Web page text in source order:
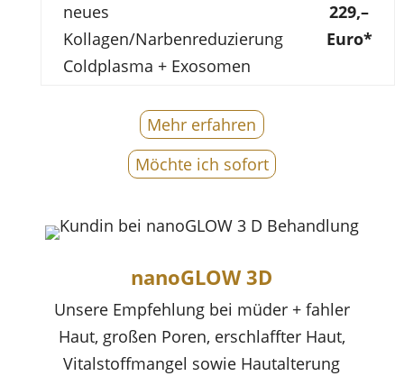
neues
Kollagen/Narbenreduzierung
Coldplasma + Exosomen
229,–
Euro*
Mehr erfahren
Möchte ich sofort
nanoGLOW 3D
Unsere Empfehlung bei müder + fahler
Haut, großen Poren, erschlaffter Haut,
Vitalstoffmangel sowie Hautalterung